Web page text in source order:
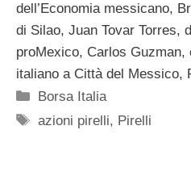
dell’Economia messicano,
di Silao, Juan Tovar Torres,
proMexico, Carlos Guzman,
italiano a Città del Messico,
Categorie
Borsa Italia
Tag
azioni pirelli, Pirelli